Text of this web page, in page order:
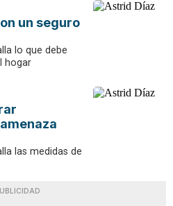
un seguro
lo que debe
hogar
las medidas de